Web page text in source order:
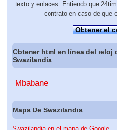
texto y enlaces. Entiendo que
contrato en caso de que
Obtener el
Obtener html en línea del reloj
Swazilandia
Mbabane
Mapa De Swazilandia
Swazilandia en el mapa de Google